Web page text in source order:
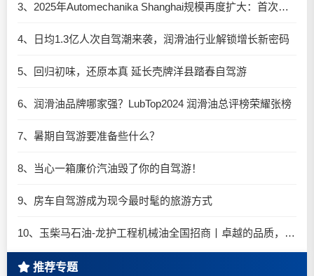
3、2025年Automechanika Shanghai规模再度扩大：首次启用国家会展中心（上海）全部15个展馆
4、日均1.3亿人次自驾潮来袭，润滑油行业解锁增长新密码​
5、回归初味，还原本真 延长壳牌洋县踏春自驾游
6、润滑油品牌哪家强？LubTop2024 润滑油总评榜荣耀张榜
7、暑期自驾游要准备些什么？
8、当心一箱廉价汽油毁了你的自驾游！
9、房车自驾游成为现今最时髦的旅游方式
10、玉柴马石油-龙护工程机械油全国招商丨卓越的品质，专业的品牌！
推荐专题